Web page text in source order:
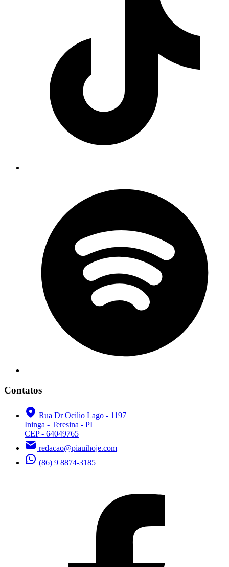
Contatos
Rua Dr Ocilio Lago - 1197
Ininga - Teresina - PI
CEP - 64049765
redacao@piauihoje.com
(86) 9 8874-3185